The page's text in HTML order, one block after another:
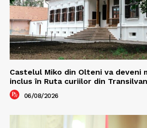
Castelul Miko din Olteni va deveni
inclus în Ruta curiilor din
06/08/2026